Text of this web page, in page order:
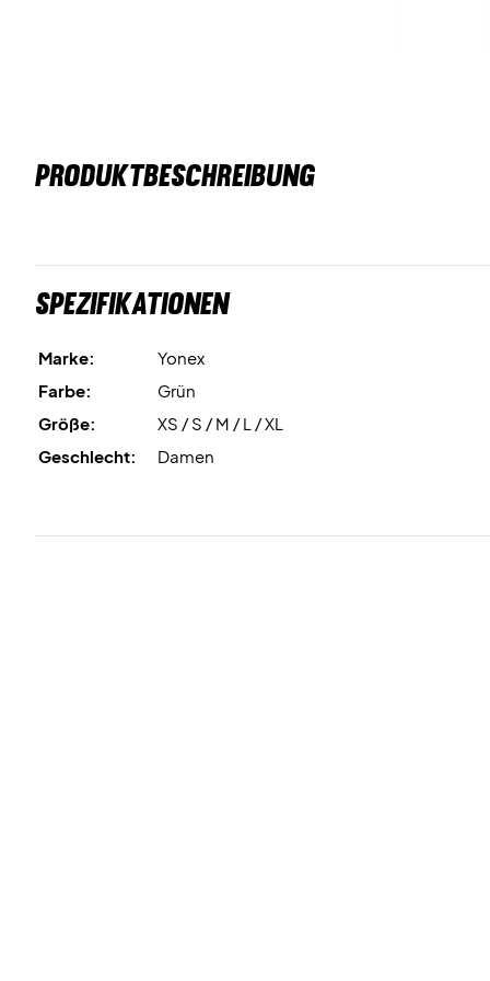
PRODUKTBESCHREIBUNG
Spezifikationen
Marke:
Yonex
Farbe:
Grün
Größe:
XS / S / M / L / XL
Geschlecht:
Damen